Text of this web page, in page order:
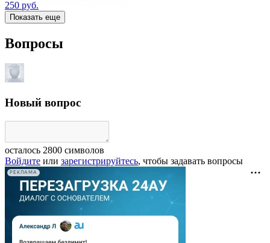
250 руб.
Показать еще
Вопросы
Новый вопрос
осталось 2800 символов
Войдите или зарегистрируйтесь, чтобы задавать вопросы
РЕКЛАМА